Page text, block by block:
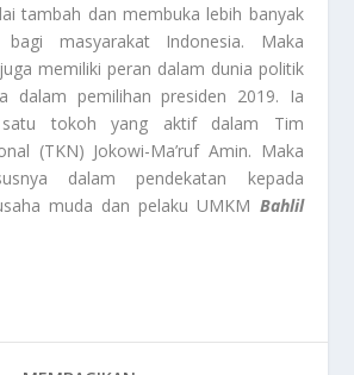
tambah dan membuka lebih banyak
masyarakat Indonesia. Maka
memiliki peran dalam dunia politik
dalam pemilihan presiden 2019. Ia
tokoh yang aktif dalam Tim
(TKN) Jokowi-Ma’ruf Amin. Maka
dalam pendekatan kepada
muda dan pelaku UMKM Bahlil